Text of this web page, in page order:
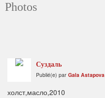
Photos
Суздаль
Publié(e) par Gala Astapova
холст,масло,2010